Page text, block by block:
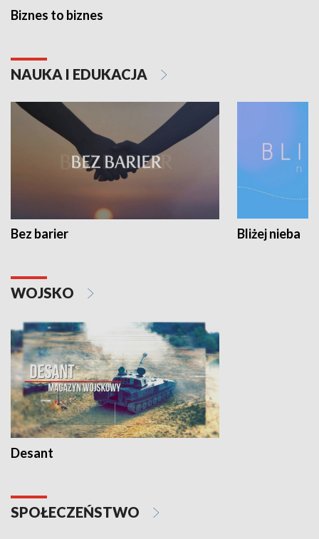
Biznes to biznes
NAUKA I EDUKACJA
Bez barier Bliżej nieba
WOJSKO
Desant
SPOŁECZEŃSTWO